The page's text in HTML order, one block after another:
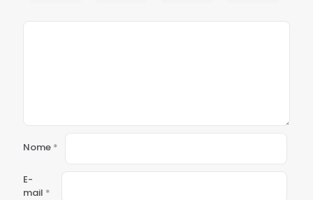
Nome *
E-
mail *